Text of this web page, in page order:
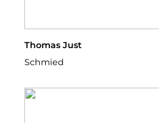
Thomas Just
Schmied